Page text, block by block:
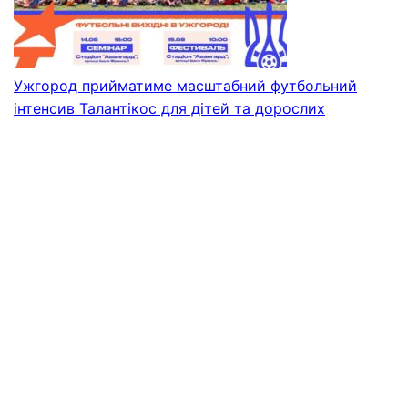
Ужгород прийматиме масштабний футбольний
інтенсив Талантікос для дітей та дорослих